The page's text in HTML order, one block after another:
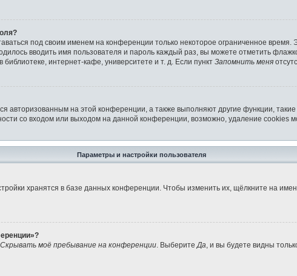
под своим именем на конференции только некоторое ограниченное время.
вводить имя пользователя и пароль каждый раз, вы можете отметить
интернет-кафе, университете и т. д. Если пункт Запомнить меня
авторизованным на этой конференции, а также выполняют другие функции,
со входом или выходом на данной конференции, возможно, удаление cookies
Параметры и настройки пользователя
хранятся в базе данных конференции. Чтобы изменить их, щёлкните на
Скрывать моё пребывание на конференции . Выберите Да , и вы будете видны